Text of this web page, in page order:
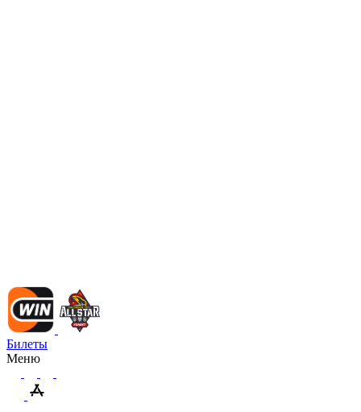
Билеты
Меню